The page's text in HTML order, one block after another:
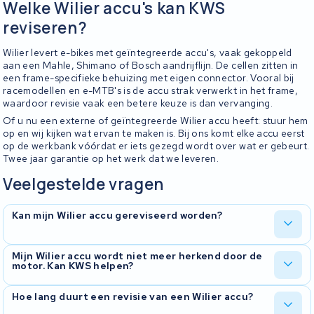
Welke Wilier accu's kan KWS
reviseren?
Wilier levert e-bikes met geïntegreerde accu's, vaak gekoppeld
aan een Mahle, Shimano of Bosch aandrijflijn. De cellen zitten in
een frame-specifieke behuizing met eigen connector. Vooral bij
racemodellen en e-MTB's is de accu strak verwerkt in het frame,
waardoor revisie vaak een betere keuze is dan vervanging.
Of u nu een externe of geïntegreerde Wilier accu heeft: stuur hem
op en wij kijken wat ervan te maken is. Bij ons komt elke accu eerst
op de werkbank vóórdat er iets gezegd wordt over wat er gebeurt.
Twee jaar garantie op het werk dat we leveren.
Veelgestelde vragen
Kan mijn Wilier accu gereviseerd worden?
Ja, Wilier-accu's reviseren we regelmatig. We onderzoeken eerst
wat er aan de hand is, vervangen waar nodig de cellen en
controleren het BMS. U krijgt uw accu terug met een testrapport.
Mijn Wilier accu wordt niet meer herkend door de
motor. Kan KWS helpen?
Dat probleem zien we vaak. Bij Wilier zit het regelmatig in het BMS
of in de connector. Wij kijken waar het probleem zit en bespreken
Hoe lang duurt een revisie van een Wilier accu?